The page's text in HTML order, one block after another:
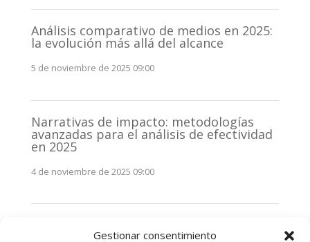
Gestionar consentimiento
Análisis comparativo de medios en 2025:
la evolución más allá del alcance
5 de noviembre de 2025 09:00
Narrativas de impacto: metodologías
avanzadas para el análisis de efectividad
en 2025
4 de noviembre de 2025 09:00
stakeholders en 2025: La clave de la